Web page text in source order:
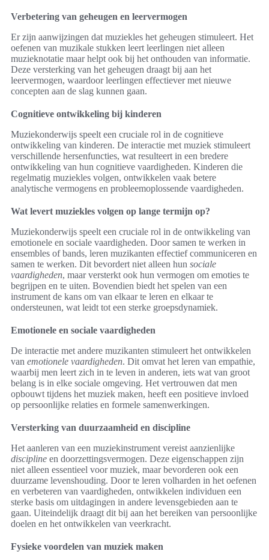
Verbetering van geheugen en leervermogen
Er zijn aanwijzingen dat muziekles het geheugen stimuleert. Het
oefenen van muzikale stukken leert leerlingen niet alleen
muzieknotatie maar helpt ook bij het onthouden van informatie.
Deze versterking van het geheugen draagt bij aan het
leervermogen, waardoor leerlingen effectiever met nieuwe
concepten aan de slag kunnen gaan.
Cognitieve ontwikkeling bij kinderen
Muziekonderwijs speelt een cruciale rol in de cognitieve
ontwikkeling van kinderen. De interactie met muziek stimuleert
verschillende hersenfuncties, wat resulteert in een bredere
ontwikkeling van hun cognitieve vaardigheden. Kinderen die
regelmatig muziekles volgen, ontwikkelen vaak betere
analytische vermogens en probleemoplossende vaardigheden.
Wat levert muziekles volgen op lange termijn op?
Muziekonderwijs speelt een cruciale rol in de ontwikkeling van
emotionele en sociale vaardigheden. Door samen te werken in
ensembles of bands, leren muzikanten effectief communiceren en
samen te werken. Dit bevordert niet alleen hun sociale
vaardigheden, maar versterkt ook hun vermogen om emoties te
begrijpen en te uiten. Bovendien biedt het spelen van een
instrument de kans om van elkaar te leren en elkaar te
ondersteunen, wat leidt tot een sterke groepsdynamiek.
Emotionele en sociale vaardigheden
De interactie met andere muzikanten stimuleert het ontwikkelen
van emotionele vaardigheden. Dit omvat het leren van empathie,
waarbij men leert zich in te leven in anderen, iets wat van groot
belang is in elke sociale omgeving. Het vertrouwen dat men
opbouwt tijdens het muziek maken, heeft een positieve invloed
op persoonlijke relaties en formele samenwerkingen.
Versterking van duurzaamheid en discipline
Het aanleren van een muziekinstrument vereist aanzienlijke
discipline en doorzettingsvermogen. Deze eigenschappen zijn
niet alleen essentieel voor muziek, maar bevorderen ook een
duurzame levenshouding. Door te leren volharden in het oefenen
en verbeteren van vaardigheden, ontwikkelen individuen een
sterke basis om uitdagingen in andere levensgebieden aan te
gaan. Uiteindelijk draagt dit bij aan het bereiken van persoonlijke
doelen en het ontwikkelen van veerkracht.
Fysieke voordelen van muziek maken